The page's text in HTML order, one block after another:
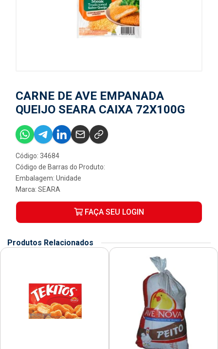
CARNE DE AVE EMPANADA
QUEIJO SEARA CAIXA 72X100G
Código: 34684
Código de Barras do Produto:
Embalagem: Unidade
Marca: SEARA
FAÇA SEU LOGIN
Produtos Relacionados